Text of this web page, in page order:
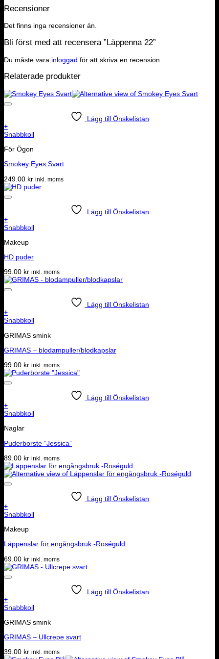
Recensioner
Det finns inga recensioner än.
Bli först med att recensera ”Läppenna 22”
Du måste vara inloggad för att skriva en recension.
Relaterade produkter
Lägg till Önskelistan
+
Snabbkoll
För Ögon
Smokey Eyes Svart
249.00 kr inkl. moms
Lägg till Önskelistan
+
Snabbkoll
Makeup
HD puder
99.00 kr inkl. moms
Lägg till Önskelistan
+
Snabbkoll
GRIMAS smink
GRIMAS – blodampuller/blodkapslar
99.00 kr inkl. moms
Lägg till Önskelistan
+
Snabbkoll
Naglar
Puderborste ”Jessica”
89.00 kr inkl. moms
Lägg till Önskelistan
+
Snabbkoll
Makeup
Läppenslar för engångsbruk -Roséguld
69.00 kr inkl. moms
Lägg till Önskelistan
+
Snabbkoll
GRIMAS smink
GRIMAS – Ullcrepe svart
39.00 kr inkl. moms